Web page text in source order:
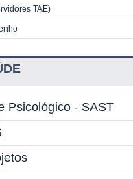
TAE)
Psicológico - SAST